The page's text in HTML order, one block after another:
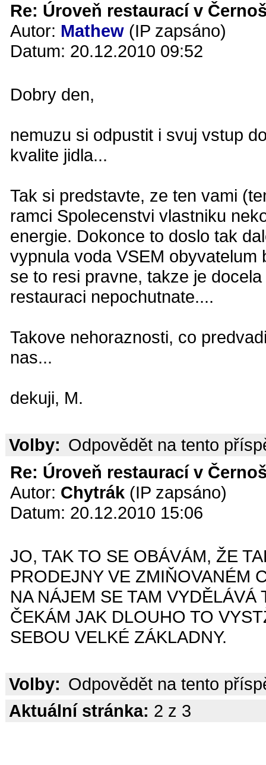
Re: Úroveň restaurací v
Autor: Mathew (IP zapsáno)
Datum: 20.12.2010 09:52
Dobry den,
nemuzu si odpustit i svuj vstup
kvalite jidla...
Tak si predstavte, ze ten vami
ramci Spolecenstvi vlastniku
energie. Dokonce to doslo tak
vypnula voda VSEM
se to resi pravne, takze je
restauraci nepochutnate....
Takove nehoraznosti, co
nas...
dekuji, M.
Volby: Odpovědět na tento
Re: Úroveň restaurací v
Autor: Chytrák (IP zapsáno)
Datum: 20.12.2010 15:06
JO, TAK TO SE OBÁVÁM, ŽE
PRODEJNY VE ZMIŇOVANÉM
NA NÁJEM SE TAM VYDĚLÁVÁ
ČEKÁM JAK DLOUHO TO
SEBOU VELKÉ ZÁKLADNY.
Volby: Odpovědět na tento
Aktuální stránka: 2 z 3